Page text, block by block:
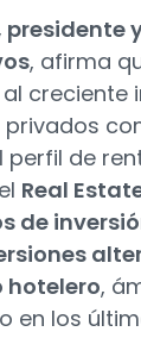
presidente
, afirma
creciente
perfil de
Real
de
hotelero,
en los